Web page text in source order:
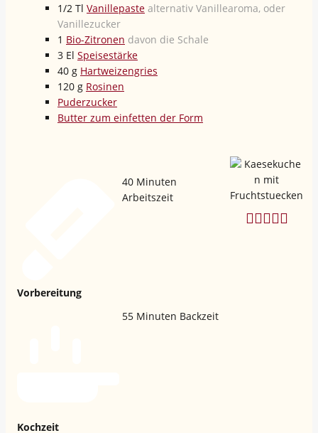
1/2 Tl Vanillepaste alternativ Vanillearoma, oder
Vanillezucker
1 Bio-Zitronen davon die Schale
3 El Speisestärke
40 g Hartweizengries
120 g Rosinen
Puderzucker
Butter zum einfetten der Form
Vorbereitung
40 Minuten
Arbeitszeit
Kochzeit
55 Minuten Backzeit